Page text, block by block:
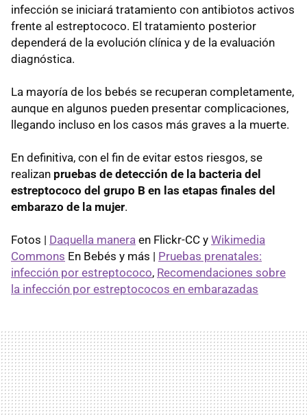
infección se iniciará tratamiento con antibiotos activos
frente al estreptococo. El tratamiento posterior
dependerá de la evolución clínica y de la evaluación
diagnóstica.
La mayoría de los bebés se recuperan completamente,
aunque en algunos pueden presentar complicaciones,
llegando incluso en los casos más graves a la muerte.
En definitiva, con el fin de evitar estos riesgos, se
realizan pruebas de detección de la bacteria del
estreptococo del grupo B en las etapas finales del
embarazo de la mujer.
Fotos | Daquella manera en Flickr-CC y Wikimedia
Commons En Bebés y más | Pruebas prenatales:
infección por estreptococo, Recomendaciones sobre
la infección por estreptococos en embarazadas